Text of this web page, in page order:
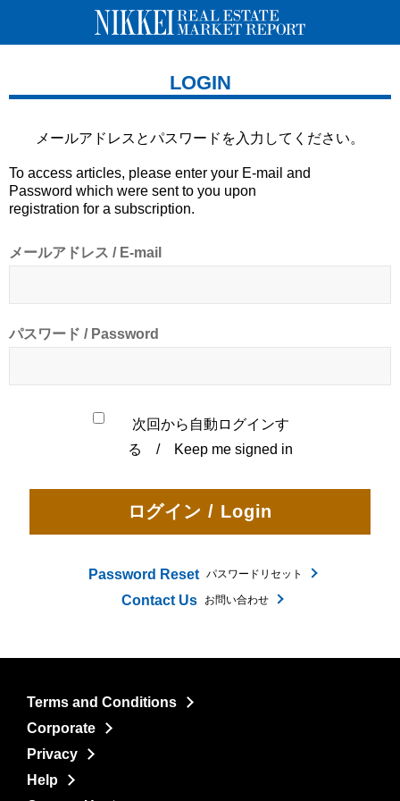
LOGIN
メールアドレスとパスワードを 入力してください。
To access articles, please enter your E-mail and
Password which were sent to you upon
registration for a subscription.
メールアドレス / E-mail
パスワード / Password
次回から自動ログインす
る / Keep me signed in
Password Reset パスワードリセット
Contact Us お問い合わせ
Terms and Conditions
Corporate
Privacy
Help